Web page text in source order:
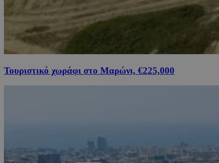
Τουριστικό χωράφι στο Μαρώνι, €225,000